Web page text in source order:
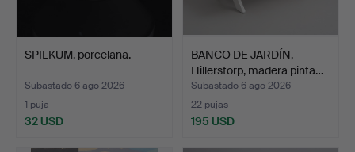
SPILKUM, porcelana.
Subastado 6 ago 2026
1 puja
32 USD
BANCO DE JARDÍN,
Hillerstorp, madera pinta…
Subastado 6 ago 2026
22 pujas
195 USD